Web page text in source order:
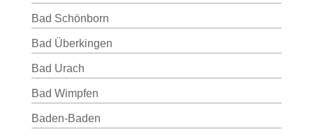
Bad Schönborn
Bad Überkingen
Bad Urach
Bad Wimpfen
Baden-Baden